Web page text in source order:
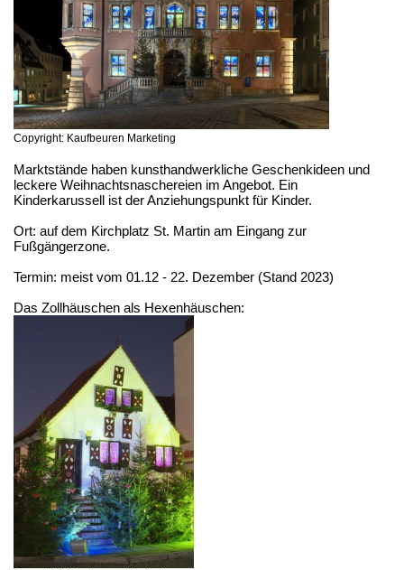
Copyright: Kaufbeuren Marketing
Marktstände haben kunsthandwerkliche Geschenkideen und
leckere Weihnachtsnaschereien im Angebot. Ein
Kinderkarussell ist der Anziehungspunkt für Kinder.
Ort: auf dem Kirchplatz St. Martin am Eingang zur
Fußgängerzone.
Termin: meist vom 01.12 - 22. Dezember (Stand 2023)
Das Zollhäuschen als Hexenhäuschen: